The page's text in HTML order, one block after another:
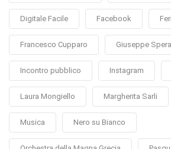
Digitale Facile Facebook
Francesco Cupparo Giuseppe Spera
Incontro pubblico Instagram
Laura Mongiello Margherita Sarli
Musica Nero su Bianco